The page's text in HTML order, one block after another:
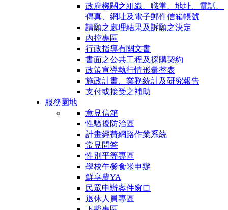
政府機關之組織、職掌、地址、電話、
傳真、網址及電子郵件信箱帳號
請願之處理結果及訴願之決定
內控專區
行政指導有關文書
書面之公共工程及採購契約
政策宣導執行情形彙整表
施政計畫、業務統計及研究報告
支付或接受之補助
服務園地
意見信箱
性騷擾防治區
計畫經費網路作業系統
常見問答
性別平等專區
學校午餐食米申辦
鮮享農YA
民眾申辦案件窗口
退休人員專區